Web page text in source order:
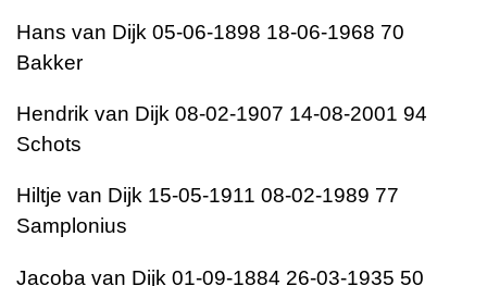
Hans van Dijk 05-06-1898 18-06-1968 70
Bakker
Hendrik van Dijk 08-02-1907 14-08-2001 94
Schots
Hiltje van Dijk 15-05-1911 08-02-1989 77
Samplonius
Jacoba van Dijk 01-09-1884 26-03-1935 50